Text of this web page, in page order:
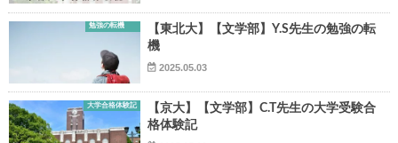
勉強の転機
【東北大】【文学部】Y.S先生の勉強の転
機
2025.05.03
大学合格体験記
【京大】【文学部】C.T先生の大学受験合
格体験記